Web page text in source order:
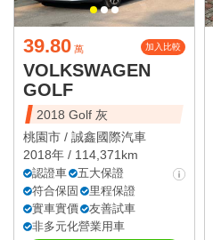
39.80 萬 加入比較
VOLKSWAGEN
GOLF
2018 Golf 灰
桃園市 / 誠鑫國際汽車
2018年 / 114,371km
認證車
五大保證
符合保固
里程保證
實車實價
友善試車
非多元化營業用車